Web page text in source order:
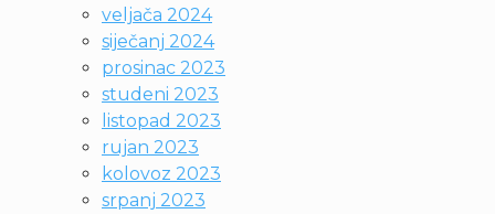
veljača 2024
siječanj 2024
prosinac 2023
studeni 2023
listopad 2023
rujan 2023
kolovoz 2023
srpanj 2023